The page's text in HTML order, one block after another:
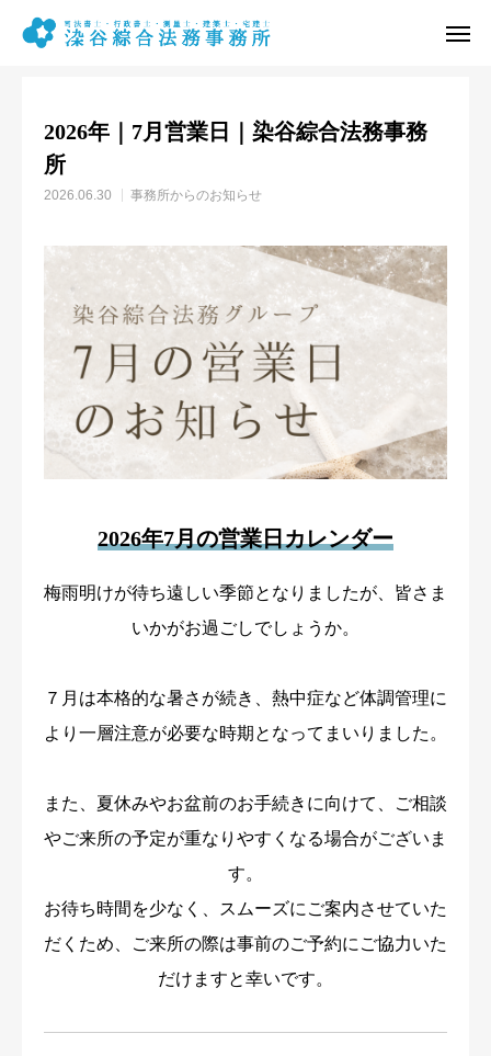
お知らせ 事務所からのお知らせ
2026年｜7月営業日｜染谷綜合法務事務
所
2026.06.30 事務所からのお知らせ
2026年7月の営業日カレンダー
梅雨明けが待ち遠しい季節となりましたが、皆さま
いかがお過ごしでしょうか。
７月は本格的な暑さが続き、熱中症など体調管理に
より一層注意が必要な時期となってまいりました。
また、夏休みやお盆前のお手続きに向けて、ご相談
やご来所の予定が重なりやすくなる場合がございま
す。
お待ち時間を少なく、スムーズにご案内させていた
だくため、ご来所の際は事前のご予約にご協力いた
だけますと幸いです。
電話予約 メール予約
営業時間
事務所概要
相続業務
遺言等業務
不動産登記業務
その他の業務
事務所からのお知らせ
法律コラム